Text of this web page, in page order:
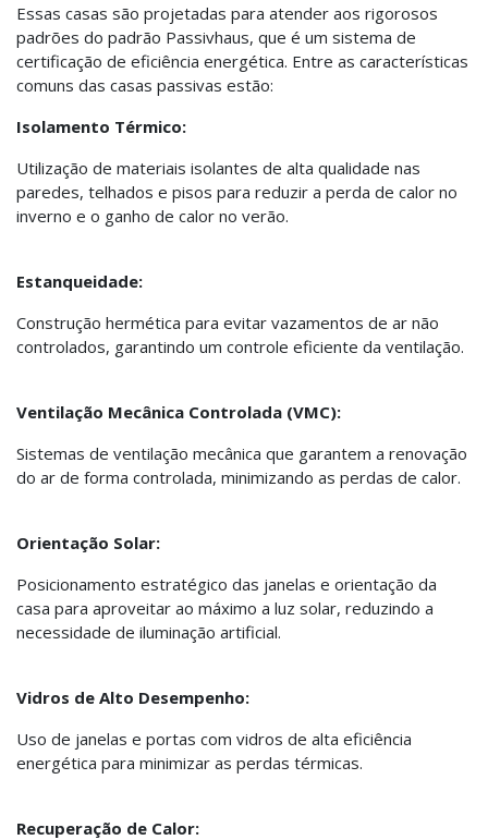
Essas casas são projetadas para atender aos rigorosos
padrões do padrão Passivhaus, que é um sistema de
certificação de eficiência energética. Entre as características
comuns das casas passivas estão:
Isolamento Térmico:
Utilização de materiais isolantes de alta qualidade nas
paredes, telhados e pisos para reduzir a perda de calor no
inverno e o ganho de calor no verão.
Estanqueidade:
Construção hermética para evitar vazamentos de ar não
controlados, garantindo um controle eficiente da ventilação.
Ventilação Mecânica Controlada (VMC):
Sistemas de ventilação mecânica que garantem a renovação
do ar de forma controlada, minimizando as perdas de calor.
Orientação Solar:
Posicionamento estratégico das janelas e orientação da
casa para aproveitar ao máximo a luz solar, reduzindo a
necessidade de iluminação artificial.
Vidros de Alto Desempenho:
Uso de janelas e portas com vidros de alta eficiência
energética para minimizar as perdas térmicas.
Recuperação de Calor: